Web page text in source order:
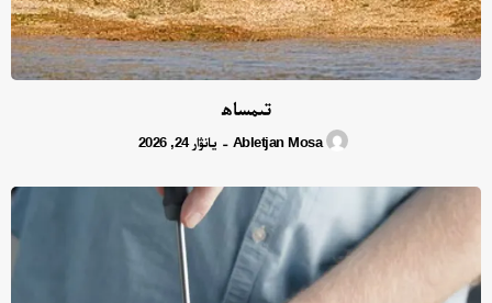
تىمساھ
Abletjan Mosa
- يانۋار 24, 2026